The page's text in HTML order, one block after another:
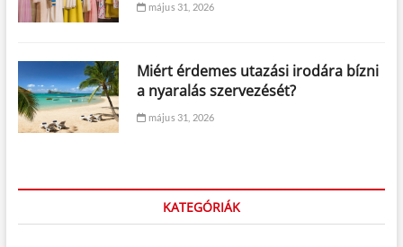
május 31, 2026
Miért érdemes utazási irodára bízni
a nyaralás szervezését?
május 31, 2026
KATEGÓRIÁK